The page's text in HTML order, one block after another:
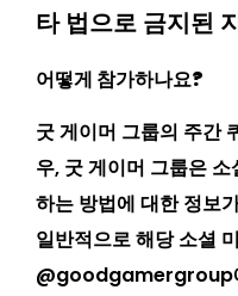
타 법으로 금지된
어떻게 참가하나요?
굿 게이머 그룹의 주간
우, 굿 게이머 그룹은
하는 방법에 대한 정보
일반적으로 해당 소셜
@goodgamergroup